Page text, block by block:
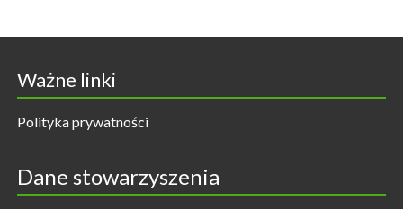
Ważne linki
Polityka prywatności
Dane stowarzyszenia